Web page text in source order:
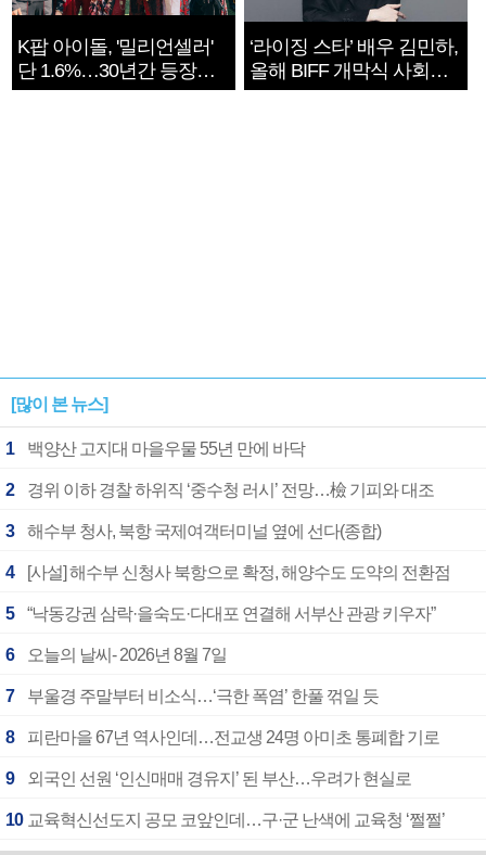
K팝 아이돌, '밀리언셀러'
단 1.6%…30년간 등장
1182개팀 전수조사
‘라이징 스타’ 배우 김민하,
올해 BIFF 개막식 사회자
확정
[많이 본 뉴스]
1 백양산 고지대 마을우물 55년 만에 바닥
2 경위 이하 경찰 하위직 ‘중수청 러시’ 전망…檢 기피와 대조
3 해수부 청사, 북항 국제여객터미널 옆에 선다(종합)
4 [사설] 해수부 신청사 북항으로 확정, 해양수도 도약의 전환점
5 “낙동강권 삼락·을숙도·다대포 연결해 서부산 관광 키우자”
6 오늘의 날씨- 2026년 8월 7일
7 부울경 주말부터 비소식…‘극한 폭염’ 한풀 꺾일 듯
8 피란마을 67년 역사인데…전교생 24명 아미초 통폐합 기로
9 외국인 선원 ‘인신매매 경유지’ 된 부산…우려가 현실로
10 교육혁신선도지 공모 코앞인데…구·군 난색에 교육청 ‘쩔쩔’